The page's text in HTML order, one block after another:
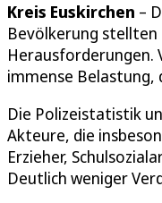
Kreis Euskirchen –
Bevölkerung stellten
Herausforderungen.
immense Belastung,
Die Polizeistatistik
Akteure, die
Erzieher,
Deutlich weniger